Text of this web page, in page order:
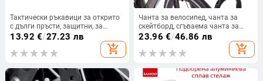
Тактически ръкавици за открито
с дълги пръсти, защитни, за
планинарство, топли, за
колоездене, зимни, фитнес, бойни
ръкавици
13.92 €/27.23 лв
add_shopping_cart
Чанта за велосипед, чанта за
скейтборд, сгъваема чанта за
кормило, балансираща чанта за
23.96 €/46.86 лв
add_shopping_cart